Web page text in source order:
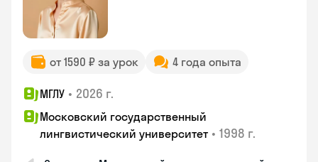
от 1590 ₽ за урок 4 года опыта
МГЛУ • 2026 г.
Московский государственный
лингвистический университет • 1998 г.